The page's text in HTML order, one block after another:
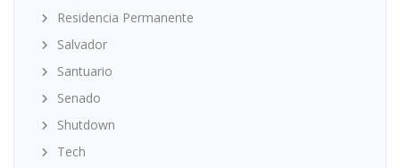
Residencia Permanente
Salvador
Santuario
Senado
Shutdown
Tech